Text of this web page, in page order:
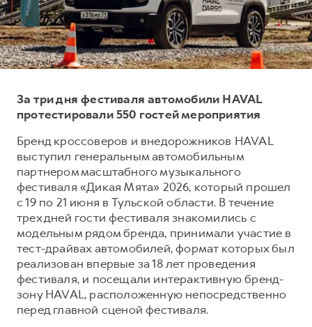
DARGO
от 3 199 000 ₽
DARGO X
от 3 499 000 ₽
от 2 899 000 ₽ от 3 599 000 ₽
POER
от 3 449 000 ₽
Тест-драйв
Трейд-ин
Кредитный калькулятор
Страхование
Кредит
КОРПОРАТИВНЫМ КЛИЕНТАМ
Для малого бизнеса
Корпоративным клиентам
Крупным корпоративным клиентам
Система управления автопарком
Сервис для корпоративных клиентов
СЕРВИСНОЕ ОБСЛУЖИВАНИЕ
Нулевое ТО
Программа «Помощь на дороге»
Электронный ПТС
ПОДДЕРЖКА
GWM Безопасность
Гарантия HAVAL
Мобильное приложение GWM
Программа «HAVAL Защита+»
Руководства по эксплуатации
Подписки
О дилере
Наша команда
Контакты
За три дня фестиваля автомобили HAVAL
протестировали 550 гостей мероприятия
Бренд кроссоверов и внедорожников HAVAL
выступил генеральным автомобильным
партнером масштабного музыкального
фестиваля «Дикая Мята» 2026, который прошел
с 19 по 21 июня в Тульской области. В течение
трех дней гости фестиваля знакомились с
модельным рядом бренда, принимали участие в
тест-драйвах автомобилей, формат которых был
реализован впервые за 18 лет проведения
фестиваля, и посещали интерактивную бренд-
зону HAVAL, расположенную непосредственно
перед главной сценой фестиваля.